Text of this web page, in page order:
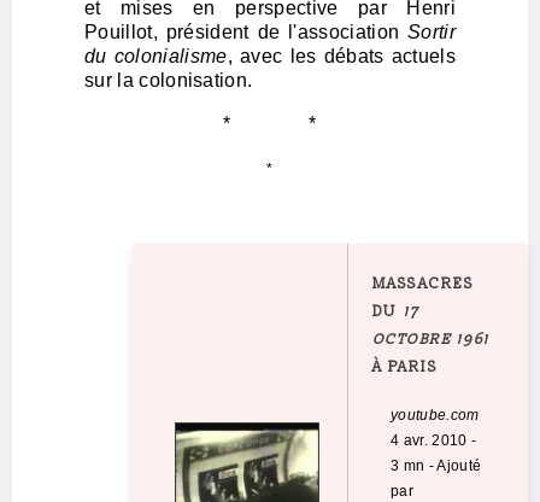
et mises en perspective par Henri
Pouillot, président de l'associationSortir
du colonialisme, avec les débats actuels
sur la colonisation.
* *
*
MASSACRES
DU 17
OCTOBRE 1961
À PARIS
youtube.com
4 avr. 2010 -
3 mn -Ajouté
par